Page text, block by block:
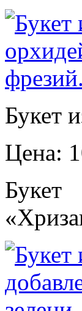
Букет
Цена:
Букет